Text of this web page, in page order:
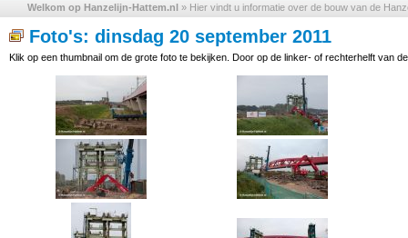
Welkom op Hanzelijn-Hattem.nl » Hier vindt u informatie over de bouw van de
Foto's: dinsdag 20 september 2011
Klik op een thumbnail om de grote foto te bekijken. Door op de linker- of rechterhelft van